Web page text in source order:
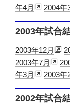
年4月
2004年
2003年試合
2003年12月
2003年7月
年3月
2003年
2002年試合